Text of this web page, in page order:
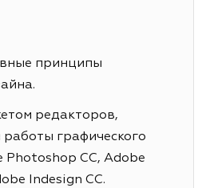
принципы
редакторов,
графического
Photoshop CC, Adobe
Indesign CC.